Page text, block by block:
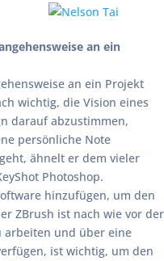
an ein
an ein Projekt
wichtig, die Vision eines
darauf abzustimmen,
persönliche Note
ähnelt er dem vieler
Photoshop.
hinzufügen, um den
ZBrush ist nach wie vor der
arbeiten und über eine
ist wichtig, um den